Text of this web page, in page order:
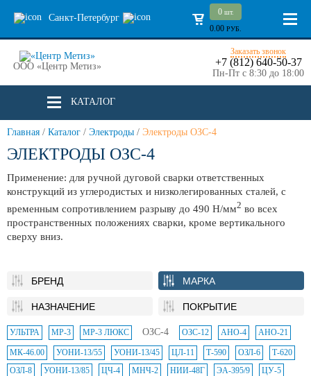
Санкт-Петербург
0 шт.
0.00 РУБ.
ООО «Центр Метиз»
Заказать звонок
+7 (812) 640-50-37
Пн-Пт с 8:30 до 18:00
КАТАЛОГ
Главная / Каталог / Электроды / Электроды ОЗС-4
ЭЛЕКТРОДЫ ОЗС-4
Применение: для ручной дуговой сварки ответственных
конструкций из углеродистых и низколегированных сталей, с
временным сопротивлением разрыву до 490 Н/мм2 во всех
пространственных положениях сварки, кроме вертикального
сверху вниз.
БРЕНД МАРКА
НАЗНАЧЕНИЕ ПОКРЫТИЕ
УЛЬТРА МР-3 МР-3 ЛЮКС ОЗС-4 ОЗС-12 АНО-4 АНО-21
МК-46.00 УОНИ-13/55 УОНИ-13/45 ЦЛ-11 Т-590 ОЗЛ-6
Т-620
ОЗЛ-8
УОНИ-13/85 ЦЧ-4 МНЧ-2 НИИ-48Г ЭА-395/9
ЦУ-5